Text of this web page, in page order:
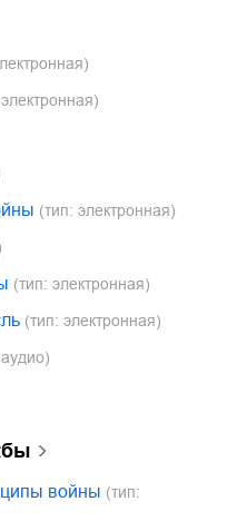
(тип: электронная)
(тип: электронная)
(тип: электронная)
войны (тип: